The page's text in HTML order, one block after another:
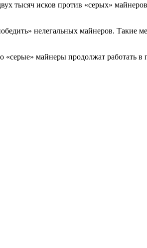
тысяч исков против «серых»
нелегальных майнеров. Такие
«серые» майнеры продолжат работать